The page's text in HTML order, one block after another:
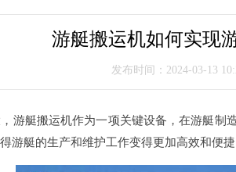
游艇搬运机如何实现
发布时间：2024-03-13
游艇搬运机作为一项关键设备，在游艇
游艇的生产和维护工作变得更加高效和便捷